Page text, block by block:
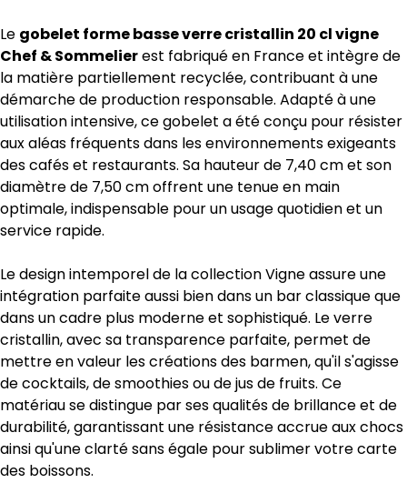
Le gobelet forme basse verre cristallin 20 cl vigne
Chef & Sommelierest fabriqué en France et intègre de
la matière partiellement recyclée, contribuant à une
démarche de production responsable. Adapté à une
utilisation intensive, ce gobelet a été conçu pour résister
aux aléas fréquents dans les environnements exigeants
des cafés et restaurants. Sa hauteur de 7,40 cm et son
diamètre de 7,50 cm offrent une tenue en main
optimale, indispensable pour un usage quotidien et un
service rapide.
Le design intemporel de la collection Vigne assure une
intégration parfaite aussi bien dans un bar classique que
dans un cadre plus moderne et sophistiqué. Le verre
cristallin, avec sa transparence parfaite, permet de
mettre en valeur les créations des barmen, qu'il s'agisse
de cocktails, de smoothies ou de jus de fruits. Ce
matériau se distingue par ses qualités de brillance et de
durabilité, garantissant une résistance accrue aux chocs
ainsi qu'une clarté sans égale pour sublimer votre carte
des boissons.